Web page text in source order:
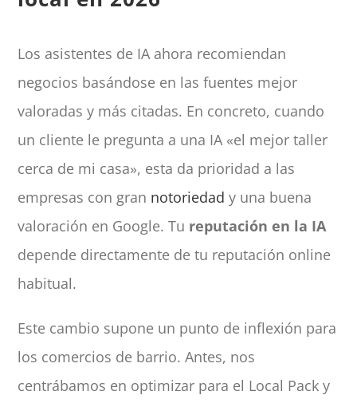
Los asistentes de IA ahora recomiendan
negocios basándose en las fuentes mejor
valoradas y más citadas. En concreto, cuando
un cliente le pregunta a una IA «el mejor taller
cerca de mi casa», esta da prioridad a las
empresas con gran notoriedad y una buena
valoración en Google. Tu reputación en la IA
depende directamente de tu reputación online
habitual.
Este cambio supone un punto de inflexión para
los comercios de barrio. Antes, nos
centrábamos en optimizar para el Local Pack y